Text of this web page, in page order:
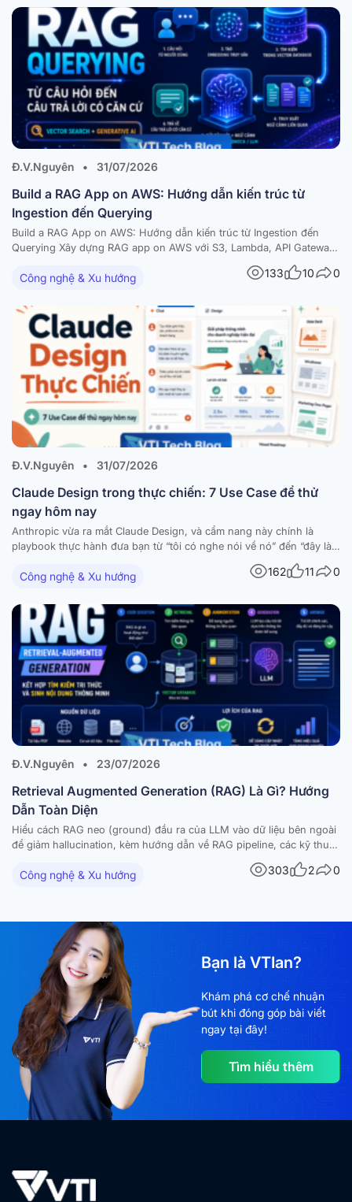
Đ.V.Nguyên • 31/07/2026
Build a RAG App on AWS: Hướng dẫn kiến trúc từ
Ingestion đến Querying
Build a RAG App on AWS: Hướng dẫn kiến trúc từ Ingestion đến
Querying Xây dựng RAG app on AWS với S3, Lambda, API Gateway,
Amazon Bedrock và vector database — kèm diagram và best
practices Trong bài viết này RAG là gì và vì sao nên build a RAG…
Công nghệ & Xu hướng 133 10 0
Đ.V.Nguyên • 31/07/2026
Claude Design trong thực chiến: 7 Use Case để thử
ngay hôm nay
Anthropic vừa ra mắt Claude Design, và cẩm nang này chính là
playbook thực hành đưa bạn từ “tôi có nghe nói về nó” đến “đây là
thứ tôi đã build được hôm nay”. Tài liệu tập hợp 7 workflow dùng-
được-ngay — mỗi workflow đi kèm hướng dẫn từng bước,…
Công nghệ & Xu hướng 162 11 0
Đ.V.Nguyên • 23/07/2026
Retrieval Augmented Generation (RAG) Là Gì? Hướng
Dẫn Toàn Diện
Hiểu cách RAG neo (ground) đầu ra của LLM vào dữ liệu bên ngoài
để giảm hallucination, kèm hướng dẫn về RAG pipeline, các kỹ thuật
nâng cao và ứng dụng thực tế. Các mô hình ngôn ngữ lớn (large
language models – LLM) đã tạo ra những bước tiến…
Công nghệ & Xu hướng 303 2 0
Bạn là VTIan?
Khám phá cơ chế nhuận
bút khi đóng góp bài viết
ngay tại đây!
Tìm hiểu thêm